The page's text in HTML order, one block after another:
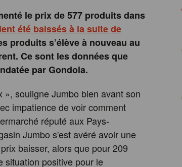
le prix de 577 produits dans
été baissés à la suite de
produits s’élève à nouveau au
Ce sont les données que
par Gondola.
souligne Jumbo bien avant son
impatience de voir comment
réputé aux Pays-
Jumbo s'est avéré avoir une
baisser, alors que pour 209
situation positive pour le